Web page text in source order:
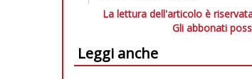
La lettura dell'articolo è
Gli abbonati
Leggi anche